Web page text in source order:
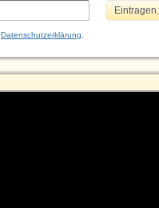
Datenschutzerklärung